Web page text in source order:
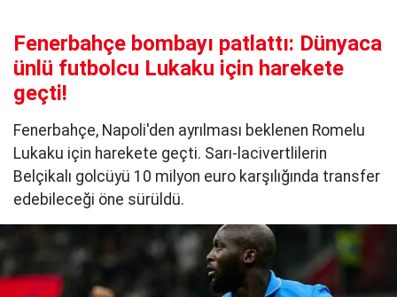
Fenerbahçe bombayı patlattı: Dünyaca
ünlü futbolcu Lukaku için harekete
geçti!
Fenerbahçe, Napoli'den ayrılması beklenen Romelu
Lukaku için harekete geçti. Sarı-lacivertlilerin
Belçikalı golcüyü 10 milyon euro karşılığında transfer
edebileceği öne sürüldü.